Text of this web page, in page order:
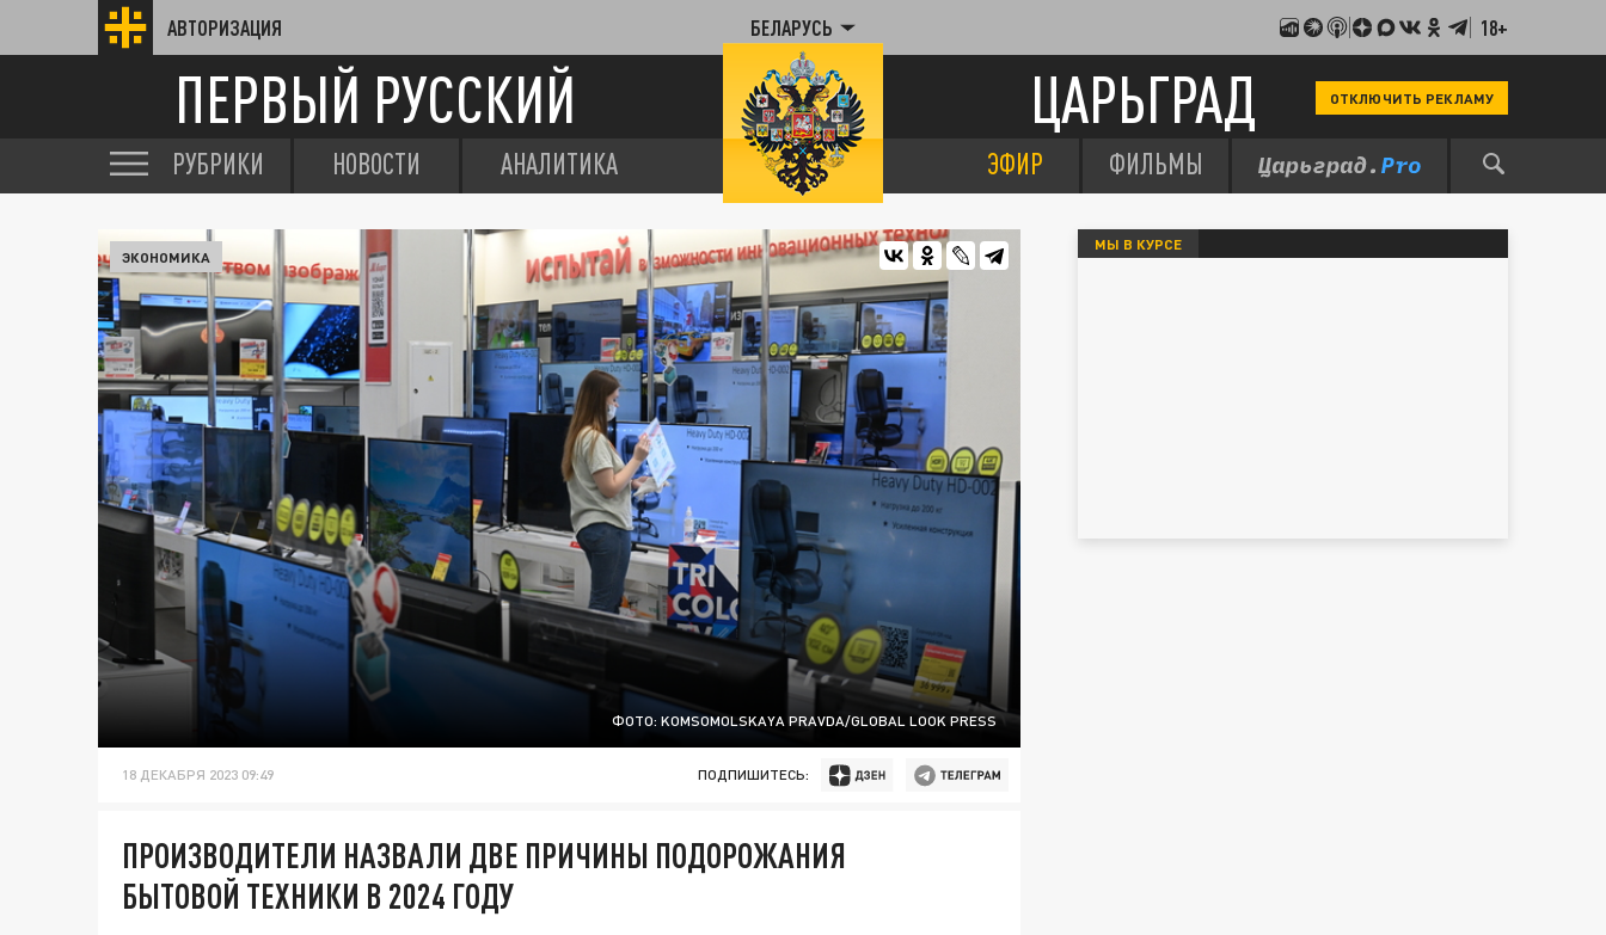
АВТОРИЗАЦИЯ БЕЛАРУСЬ 18+
ПЕРВЫЙ РУССКИЙ ЦАРЬГРАД ОТКЛЮЧИТЬ РЕКЛАМУ
РУБРИКИ НОВОСТИ АНАЛИТИКА ЭФИР ФИЛЬМЫ
ФОТО: KOMSOMOLSKAYA PRAVDA/GLOBAL LOOK PRESS
ЭКОНОМИКА
18 ДЕКАБРЯ 2023 09:49 ПОДПИШИТЕСЬ:
ПРОИЗВОДИТЕЛИ НАЗВАЛИ ДВЕ ПРИЧИНЫ ПОДОРОЖАНИЯ
БЫТОВОЙ ТЕХНИКИ В 2024 ГОДУ
МЫ В КУРСЕ